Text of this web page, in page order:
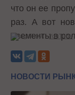
что он ее
раз. А вот
элементы в
Теги: YouTube
НОВОСТИ